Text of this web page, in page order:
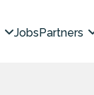
JobsPartners